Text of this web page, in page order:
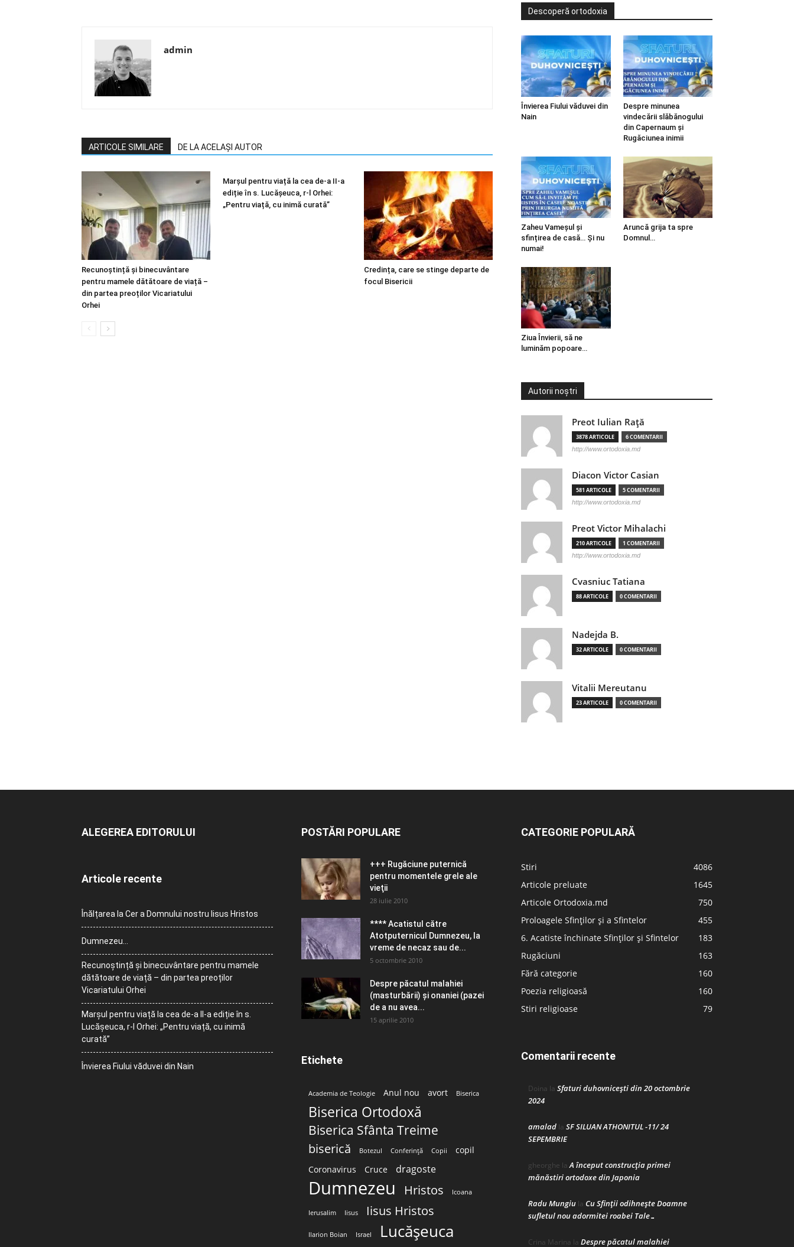
admin
ARTICOLE SIMILARE DE LA ACELAȘI AUTOR
Recunoștință și binecuvântare
pentru mamele dătătoare de viață –
din partea preoților Vicariatului
Orhei
Marșul pentru viață la cea de-a II-a
ediție în s. Lucășeuca, r-l Orhei:
„Pentru viață, cu inimă curată”
Credința, care se stinge departe de
focul Bisericii
Descoperă ortodoxia
Învierea Fiului văduvei din
Nain
Despre minunea
vindecării slăbănogului
din Capernaum și
Rugăciunea inimii
Zaheu Vameșul și
sfințirea de casă… Și nu
numai!
Aruncă grija ta spre
Domnul…
Ziua Învierii, să ne
luminăm popoare…
Autorii noștri
Preot Iulian Raţă
3878 ARTICOLE 6 COMENTARII
http://www.ortodoxia.md
Diacon Victor Casian
581 ARTICOLE 5 COMENTARII
http://www.ortodoxia.md
Preot Victor Mihalachi
210 ARTICOLE 1 COMENTARII
http://www.ortodoxia.md
Cvasniuc Tatiana
88 ARTICOLE 0 COMENTARII
Nadejda B.
32 ARTICOLE 0 COMENTARII
Vitalii Mereutanu
23 ARTICOLE 0 COMENTARII
ALEGEREA EDITORULUI
Articole recente
Înălțarea la Cer a Domnului nostru Iisus Hristos
Dumnezeu…
Recunoștință și binecuvântare pentru mamele
dătătoare de viață – din partea preoților
Vicariatului Orhei
Marșul pentru viață la cea de-a II-a ediție în s.
Lucășeuca, r-l Orhei: „Pentru viață, cu inimă
curată”
Învierea Fiului văduvei din Nain
POSTĂRI POPULARE
+++ Rugăciune puternică
pentru momentele grele ale
vieţii
28 iulie 2010
**** Acatistul către
Atotputernicul Dumnezeu, la
vreme de necaz sau de...
5 octombrie 2010
Despre păcatul malahiei
(masturbării) şi onaniei (pazei
de a nu avea...
15 aprilie 2010
Etichete
Academia de Teologie Anul nou avort Biserica
Biserica Ortodoxă
Biserica Sfânta Treime
biserică Botezul Conferință Copii
copil
Coronavirus
Cruce dragoste
Dumnezeu Hristos Icoana
Ierusalim Iisus Iisus Hristos
Ilarion Boian Israel Lucășeuca
CATEGORIE POPULARĂ
Stiri
4086
Articole preluate
1645
Articole Ortodoxia.md
750
Proloagele Sfinților și a Sfintelor
455
6. Acatiste închinate Sfinților și Sfintelor
183
Rugăciuni
163
Fără categorie
160
Poezia religioasă
160
Stiri religioase
79
Comentarii recente
Doina la Sfaturi duhovnicești din 20 octombrie
2024
amalad la SF SILUAN ATHONITUL -11/ 24
SEPEMBRIE
gheorghe laA început construcţia primei
mănăstiri ortodoxe din Japonia
Radu Mungiu la Cu Sfinții odihnește Doamne
sufletul nou adormitei roabei Tale…
Crina Marina la Despre păcatul malahiei